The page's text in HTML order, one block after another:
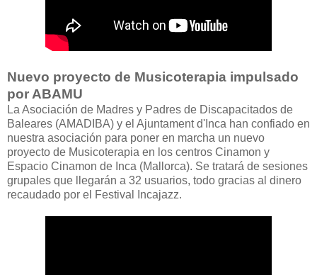
Nuevo proyecto de Musicoterapia impulsado
por ABAMU
La Asociación de Madres y Padres de Discapacitados de
Baleares (AMADIBA) y el Ajuntament d'Inca han confiado en
nuestra asociación para poner en marcha un nuevo
proyecto de Musicoterapia en los centros Cinamon y
Espacio Cinamon de Inca (Mallorca). Se tratará de sesiones
grupales que llegarán a 32 usuarios, todo gracias al dinero
recaudado por el Festival Incajazz.